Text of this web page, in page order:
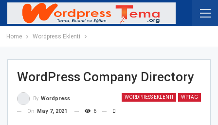
Home Wordpress Eklenti
WordPress Company Directory
WORDPRESS EKLENTI WPTAG
By Wordpress
On
May 7, 2021 6